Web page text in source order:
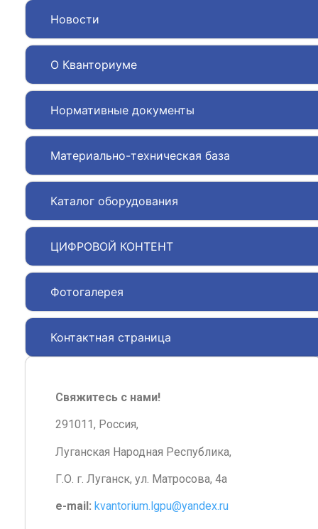
Новости
О Кванториуме
Нормативные документы
Материально-техническая база
Каталог оборудования
ЦИФРОВОЙ КОНТЕНТ
Фотогалерея
Контактная страница
Свяжитесь с нами!
291011, Россия,
Луганская Народная Республика,
Г.О. г. Луганск, ул. Матросова, 4а
e-mail: kvantorium.lgpu@yandex.ru